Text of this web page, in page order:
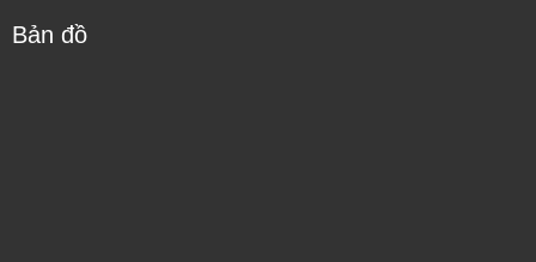
Bản đồ